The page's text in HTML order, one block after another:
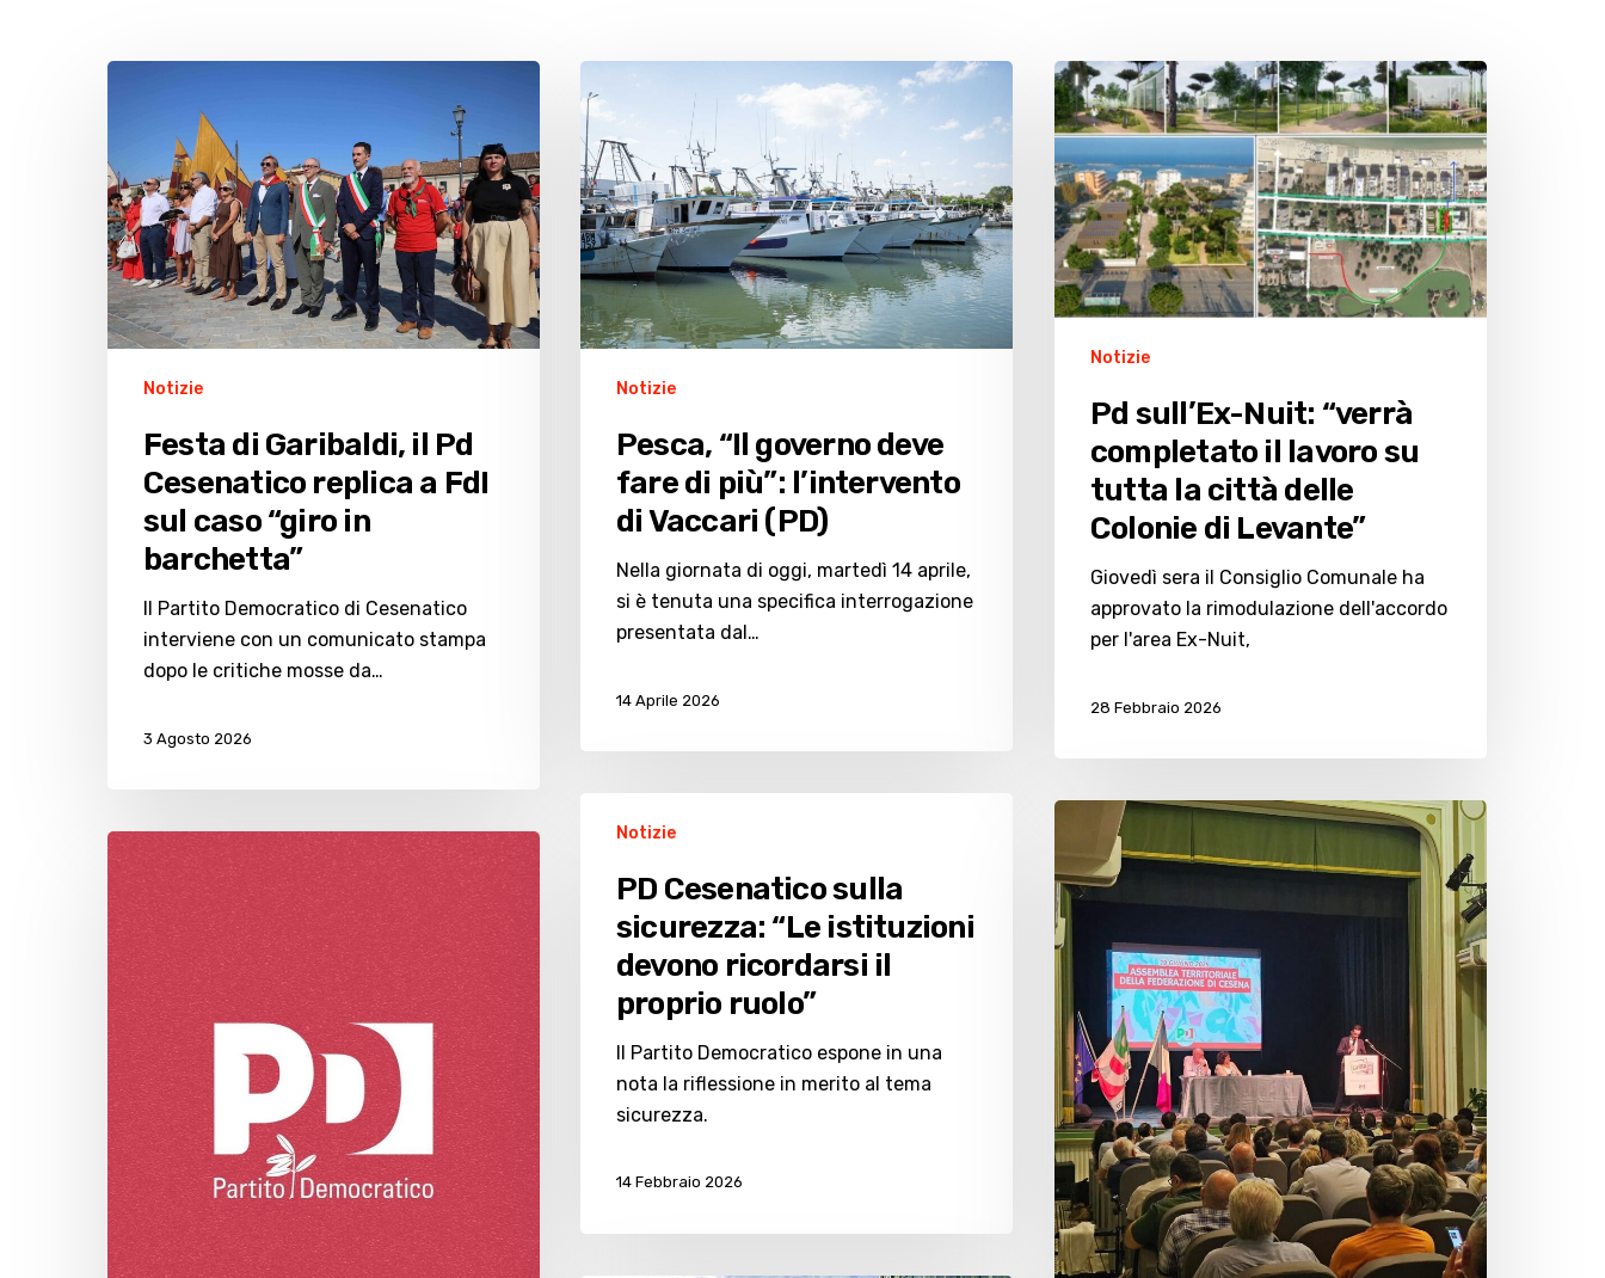
Garibaldi,
il
Pd
Cesenatico
replica
a
FdI
sul
caso
barchetta”
Notizie
Festa di Garibaldi, il Pd
Cesenatico replica a FdI
sul caso “giro in
barchetta”
Il Partito Democratico di Cesenatico
interviene con un comunicato stampa
dopo le critiche mosse da…
3 Agosto 2026
“Il
governo
deve
fare
di
più”:
l’intervento
di
Vaccari
Notizie
Pesca, “Il governo deve
fare di più”: l’intervento
di Vaccari (PD)
Nella giornata di oggi, martedì 14 aprile,
si è tenuta una specifica interrogazione
presentata dal…
14 Aprile 2026
Pd
sull’Ex-
Nuit:
“verrà
completato
il
lavoro
su
tutta
Colonie
Notizie
Pd sull’Ex-Nuit: “verrà
completato il lavoro su
tutta la città delle
Colonie di Levante”
Giovedì sera il Consiglio Comunale ha
approvato la rimodulazione dell'accordo
per l'area Ex-Nuit,
28 Febbraio 2026
Cesenatico
sicurezza:
istituzioni
devono
ricordarsi
proprio
ruolo”
Notizie
PD Cesenatico sulla
sicurezza: “Le istituzioni
devono ricordarsi il
proprio ruolo”
Il Partito Democratico espone in una
nota la riflessione in merito al tema
sicurezza.
14 Febbraio 2026
PD,
Gozzoli
proclamato
nuovo
segretario
federazione
Mancato
quorum
al
referendum:
Partito
Democratico